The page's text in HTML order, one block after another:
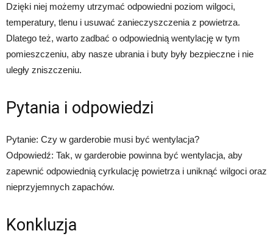
Dzięki niej możemy utrzymać odpowiedni poziom wilgoci,
temperatury, tlenu i usuwać zanieczyszczenia z powietrza.
Dlatego też, warto zadbać o odpowiednią wentylację w tym
pomieszczeniu, aby nasze ubrania i buty były bezpieczne i nie
uległy zniszczeniu.
Pytania i odpowiedzi
Pytanie: Czy w garderobie musi być wentylacja?
Odpowiedź: Tak, w garderobie powinna być wentylacja, aby
zapewnić odpowiednią cyrkulację powietrza i uniknąć wilgoci oraz
nieprzyjemnych zapachów.
Konkluzja